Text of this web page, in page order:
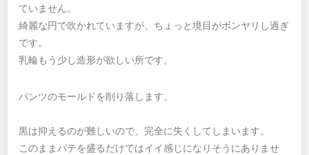
ていません。
綺麗な円で吹かれていますが、ちょっと境目がボンヤリし過ぎ
です。
乳輪もう少し造形が欲しい所です。
パンツのモールドを削り落します。
黒は抑えるのが難しいので、完全に失くしてしまいます。
このままパテを盛るだけではイイ感じになりそうにありませ